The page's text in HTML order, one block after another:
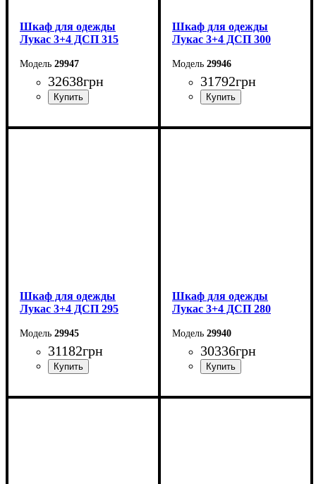
Шкаф для одежды
Лукас 3+4 ДСП 315
29947
32638грн
Ширина: 315 см
Шкаф для одежды
Лукас 3+4 ДСП 300
29946
31792грн
Ширина: 300 см
Шкаф для одежды
Лукас 3+4 ДСП 295
29945
31182грн
Ширина: 295 см
Шкаф для одежды
Лукас 3+4 ДСП 280
29940
30336грн
Ширина: 280 см